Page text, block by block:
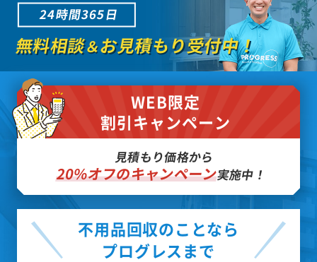
24時間365日
無料相談＆お見積もり受付中！
WEB限定
割引キャンペーン
見積もり価格から
20%オフのキャンペーン実施中！
不用品回収のことなら
プログレスまで